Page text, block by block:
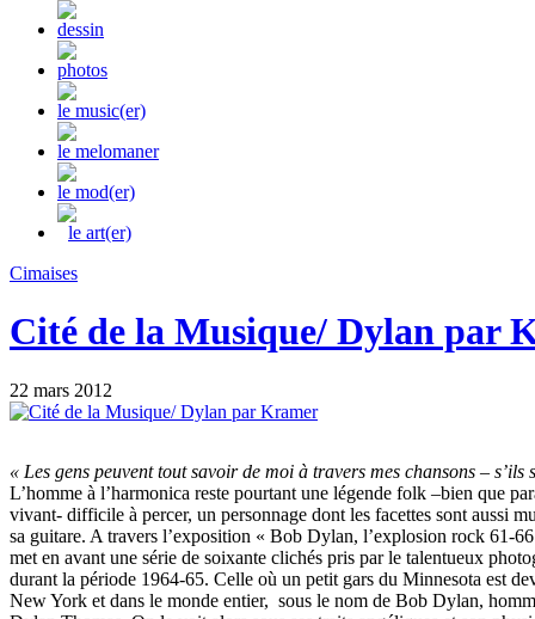
dessin
photos
le music(er)
le melomaner
le mod(er)
le art(er)
Cimaises
Cité de la Musique/ Dylan par
22 mars 2012
« Les gens peuvent tout savoir de moi à travers mes chansons – s’ils
L’homme à l’harmonica reste pourtant une légende folk –bien que
vivant- difficile à percer, un personnage dont les facettes sont aussi
sa guitare. A travers l’exposition « Bob Dylan, l’explosion rock 61-
met en avant une série de soixante clichés pris par le talentueux
durant la période 1964-65. Celle où un petit gars du Minnesota est
New York et dans le monde entier, sous le nom de Bob Dylan,